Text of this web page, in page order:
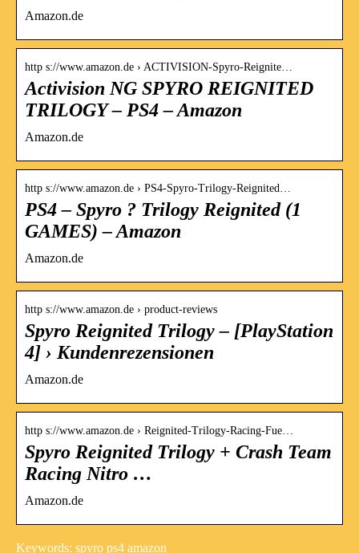
Amazon.de
http s://www.amazon.de › ACTIVISION-Spyro-Reignite…
Activision NG SPYRO REIGNITED
TRILOGY – PS4 – Amazon
Amazon.de
http s://www.amazon.de › PS4-Spyro-Trilogy-Reignited…
PS4 – Spyro ? Trilogy Reignited (1
GAMES) – Amazon
Amazon.de
http s://www.amazon.de › product-reviews
Spyro Reignited Trilogy – [PlayStation
4] › Kundenrezensionen
Amazon.de
http s://www.amazon.de › Reignited-Trilogy-Racing-Fue…
Spyro Reignited Trilogy + Crash Team
Racing Nitro …
Amazon.de
Keywords: spyro ps4 amazon